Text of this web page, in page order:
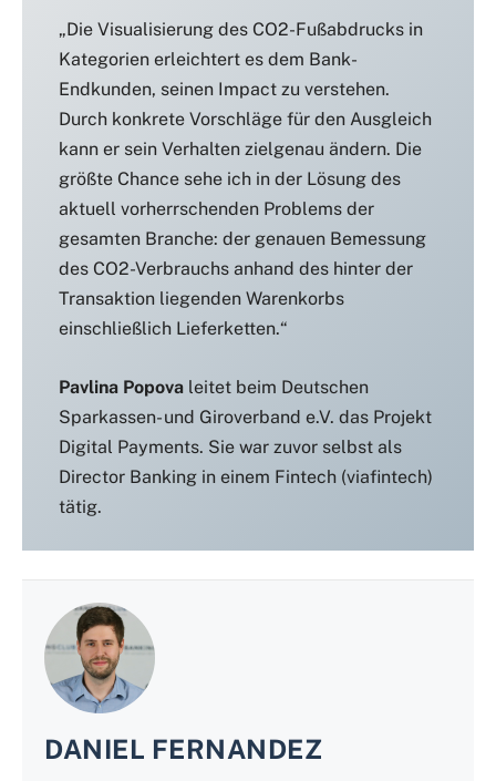
„Die Visualisierung des CO2-Fußabdrucks in
Kategorien erleichtert es dem Bank-
Endkunden, seinen Impact zu verstehen.
Durch konkrete Vorschläge für den Ausgleich
kann er sein Verhalten zielgenau ändern. Die
größte Chance sehe ich in der Lösung des
aktuell vorherrschenden Problems der
gesamten Branche: der genauen Bemessung
des CO2-Verbrauchs anhand des hinter der
Transaktion liegenden Warenkorbs
einschließlich Lieferketten.“
Pavlina Popova leitet beim Deutschen
Sparkassen- und Giroverband e.V. das Projekt
Digital Payments. Sie war zuvor selbst als
Director Banking in einem Fintech (viafintech)
tätig.
DANIEL FERNANDEZ